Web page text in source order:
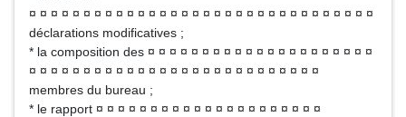
¤ ¤ ¤ ¤ ¤ ¤ ¤ ¤ ¤ ¤ ¤ ¤ ¤ ¤ ¤ ¤ ¤ ¤ ¤ ¤ ¤ ¤ ¤ ¤ ¤ ¤ ¤ ¤ ¤ ¤ ¤ ¤
déclarations modificatives ;
* la composition des ¤ ¤ ¤ ¤ ¤ ¤ ¤ ¤ ¤ ¤ ¤ ¤ ¤ ¤ ¤ ¤ ¤ ¤ ¤ ¤ ¤
¤ ¤ ¤ ¤ ¤ ¤ ¤ ¤ ¤ ¤ ¤ ¤ ¤ ¤ ¤ ¤ ¤ ¤ ¤ ¤ ¤ ¤ ¤ ¤ ¤ ¤ ¤
membres du bureau ;
* le rapport ¤ ¤ ¤ ¤ ¤ ¤ ¤ ¤ ¤ ¤ ¤ ¤ ¤ ¤ ¤ ¤ ¤ ¤ ¤ ¤ ¤